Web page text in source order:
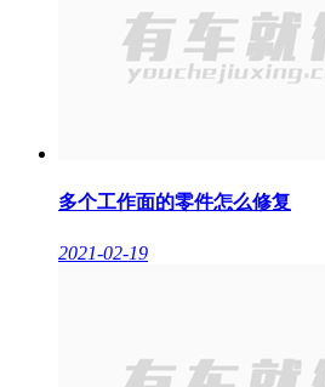
多个工作面的零件怎么修复
2021-02-19